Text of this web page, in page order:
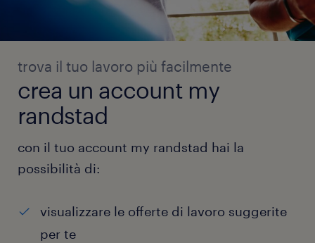
trova il tuo lavoro più facilmente
crea un account my
randstad
con il tuo account my randstad hai la
possibilità di:
visualizzare le offerte di lavoro suggerite
per te